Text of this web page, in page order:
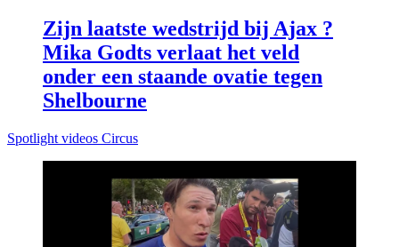
Zijn laatste wedstrijd bij Ajax ?
Mika Godts verlaat het veld
onder een staande ovatie tegen
Shelbourne
Spotlight videos Circus